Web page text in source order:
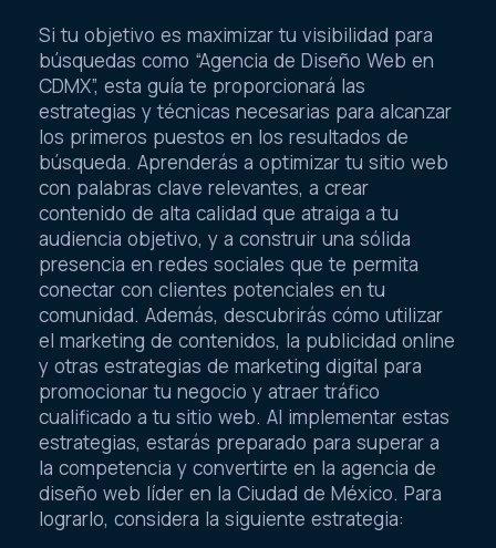
Si tu objetivo es maximizar tu visibilidad para
búsquedas como “Agencia de Diseño Web en
CDMX”, esta guía te proporcionará las
estrategias y técnicas necesarias para alcanzar
los primeros puestos en los resultados de
búsqueda. Aprenderás a optimizar tu sitio web
con palabras clave relevantes, a crear
contenido de alta calidad que atraiga a tu
audiencia objetivo, y a construir una sólida
presencia en redes sociales que te permita
conectar con clientes potenciales en tu
comunidad. Además, descubrirás cómo utilizar
el marketing de contenidos, la publicidad online
y otras estrategias de marketing digital para
promocionar tu negocio y atraer tráfico
cualificado a tu sitio web. Al implementar estas
estrategias, estarás preparado para superar a
la competencia y convertirte en la agencia de
diseño web líder en la Ciudad de México. Para
lograrlo, considera la siguiente estrategia: